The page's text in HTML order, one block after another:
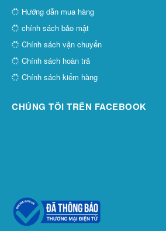
Hướng dẫn mua hàng
chính sách bảo mật
Chính sách vận chuyển
Chính sách hoàn trả
Chính sách kiểm hàng
CHÚNG TÔI TRÊN FACEBOOK